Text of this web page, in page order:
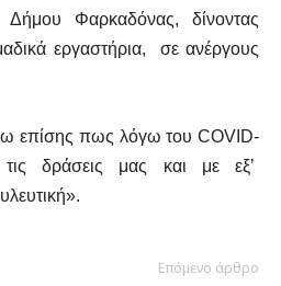
Δήμου Φαρκαδόνας, δίνοντας
εργαστήρια, σε ανέργους
επίσης πως λόγω του COVID-
τις δράσεις μας και με εξ’
Επόμενο άρθρο